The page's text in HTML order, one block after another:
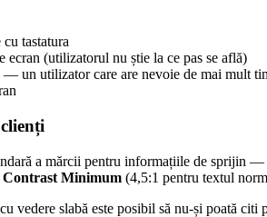
tastatura
(utilizatorul nu știe la ce pas se află)
un utilizator care are nevoie de mai mult
a mărcii pentru informațiile de sprijin
Contrast Minimum (4,5:1 pentru textul
vedere slabă este posibil să nu-și poată